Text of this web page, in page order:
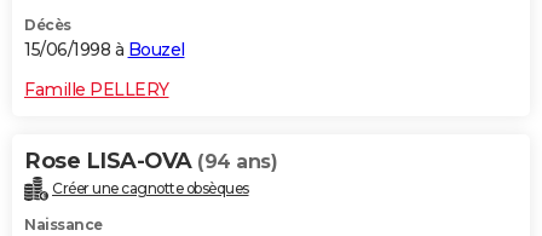
Décès
15/06/1998 à Bouzel
Famille PELLERY
Rose LISA-OVA (94 ans)
Créer une cagnotte obsèques
Naissance